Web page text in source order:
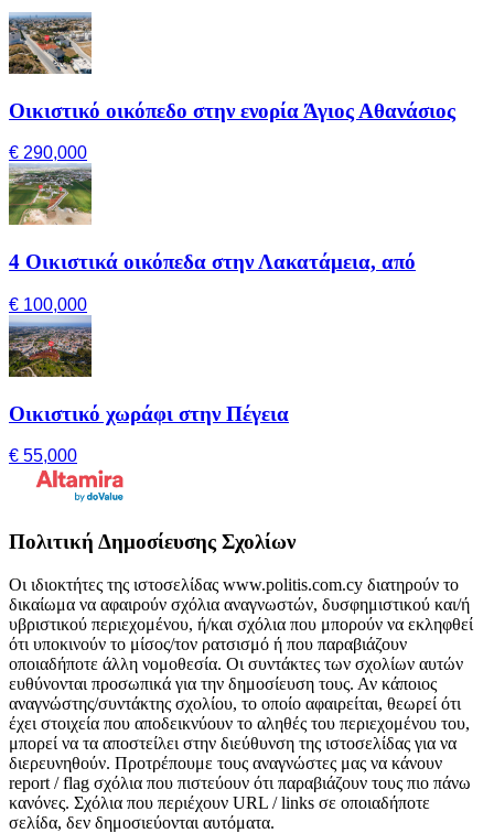
Οικιστικό οικόπεδο στην ενορία Άγιος Αθανάσιος
€ 290,000
4 Οικιστικά οικόπεδα στην Λακατάμεια, από
€ 100,000
Οικιστικό χωράφι στην Πέγεια
€ 55,000
Πολιτική Δημοσίευσης Σχολίων
Οι ιδιοκτήτες της ιστοσελίδας www.politis.com.cy διατηρούν το
δικαίωμα να αφαιρούν σχόλια αναγνωστών, δυσφημιστικού και/ή
υβριστικού περιεχομένου, ή/και σχόλια που μπορούν να εκληφθεί
ότι υποκινούν το μίσος/τον ρατσισμό ή που παραβιάζουν
οποιαδήποτε άλλη νομοθεσία. Οι συντάκτες των σχολίων αυτών
ευθύνονται προσωπικά για την δημοσίευση τους. Αν κάποιος
αναγνώστης/συντάκτης σχολίου, το οποίο αφαιρείται, θεωρεί ότι
έχει στοιχεία που αποδεικνύουν το αληθές του περιεχομένου του,
μπορεί να τα αποστείλει στην διεύθυνση της ιστοσελίδας για να
διερευνηθούν. Προτρέπουμε τους αναγνώστες μας να κάνουν
report / flag σχόλια που πιστεύουν ότι παραβιάζουν τους πιο πάνω
κανόνες. Σχόλια που περιέχουν URL / links σε οποιαδήποτε
σελίδα, δεν δημοσιεύονται αυτόματα.